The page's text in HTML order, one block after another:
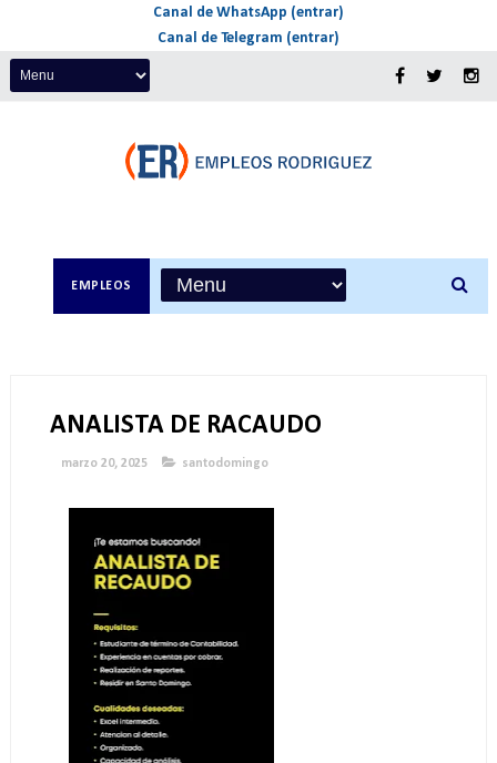
Canal de WhatsApp (entrar)
Canal de Telegram (entrar)
EMPLEOS
ANALISTA DE RACAUDO
marzo 20, 2025 santodomingo